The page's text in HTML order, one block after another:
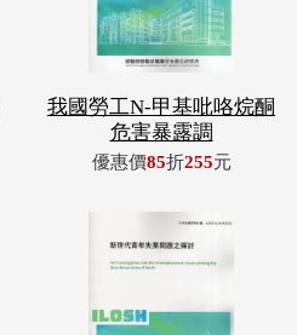
我國勞工N-甲基吡咯烷酮
危害暴露調
優惠價85折255元